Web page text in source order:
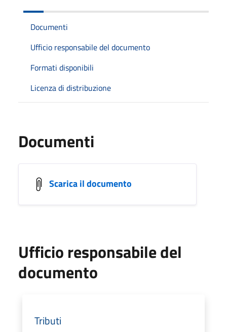
Documenti
Ufficio responsabile del documento
Formati disponibili
Licenza di distribuzione
Documenti
Scarica il documento
Ufficio responsabile del
documento
Tributi